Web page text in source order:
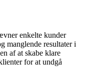
enkelte kunder
manglende resultater i
af at skabe klare
for at undgå